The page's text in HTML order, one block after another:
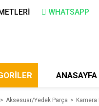
WHATSAPP
ANASAYFA
Aksesuar/Yedek Parça Kamera